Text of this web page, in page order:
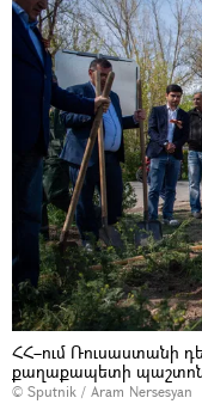
ՀՀ–ում Ռուսաստանի
քաղաքապետի
© Sputnik / Aram Nersesyan